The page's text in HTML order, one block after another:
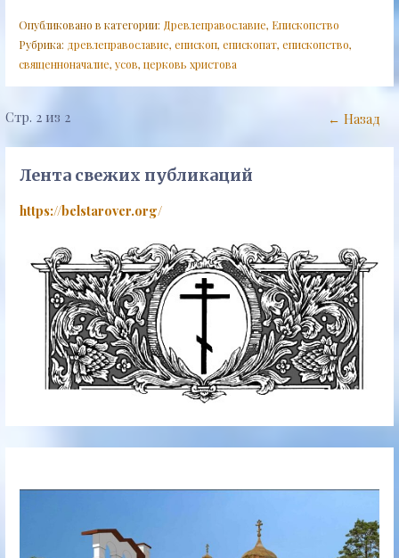
Опубликовано в категории: Древлеправославие, Епископство
Рубрика: древлеправославие, епископ, епископат, епископство,
священноначалие, усов, церковь христова
Навигация
Запись
Стр. 2 из 2 ← Назад
Лента свежих публикаций
https://belstarover.org/